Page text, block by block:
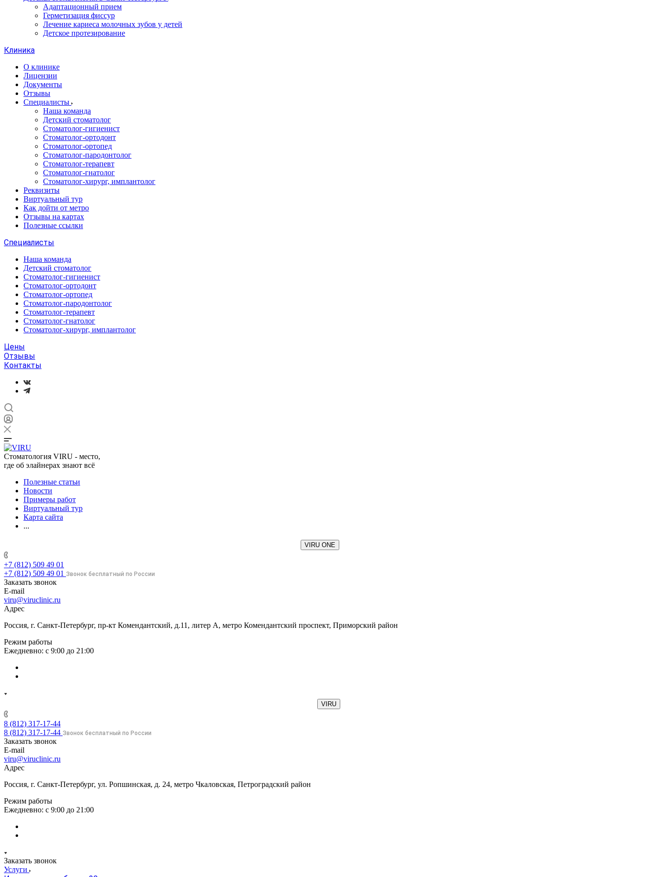
Адаптационный прием
Герметизация фиссур
Лечение кариеса молочных зубов у детей
Детское протезирование
Клиника
О клинике
Лицензии
Документы
Отзывы
Специалисты
Наша команда
Детский стоматолог
Стоматолог-гигиенист
Стоматолог-ортодонт
Стоматолог-ортопед
Стоматолог-пародонтолог
Стоматолог-терапевт
Стоматолог-гнатолог
Стоматолог-хирург, имплантолог
Реквизиты
Виртуальный тур
Как дойти от метро
Отзывы на картах
Полезные ссылки
Специалисты
Наша команда
Детский стоматолог
Стоматолог-гигиенист
Стоматолог-ортодонт
Стоматолог-ортопед
Стоматолог-пародонтолог
Стоматолог-терапевт
Стоматолог-гнатолог
Стоматолог-хирург, имплантолог
Цены
Отзывы
Контакты
Стоматология VIRU - место,
где об элайнерах знают всё
Полезные статьи
Новости
Примеры работ
Виртуальный тур
Карта сайта
...
VIRU ONE
+7 (812) 509 49 01
+7 (812) 509 49 01 Звонок бесплатный по России
Заказать звонок
E-mail
viru@viruclinic.ru
Адрес
Россия, г. Санкт-Петербург, пр-кт Комендантский, д.11, литер А, метро Комендантский проспект, Приморский район
Режим работы
Ежедневно: с 9:00 до 21:00
VIRU
8 (812) 317-17-44
8 (812) 317-17-44 Звонок бесплатный по России
Заказать звонок
E-mail
viru@viruclinic.ru
Адрес
Россия, г. Санкт-Петербург, ул. Ропшинская, д. 24, метро Чкаловская, Петроградский район
Режим работы
Ежедневно: с 9:00 до 21:00
Заказать звонок
Услуги